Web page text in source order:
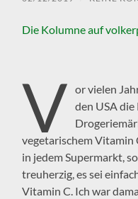
Die Kolumne auf
V or vielen
den USA
vegetarischem Vitamin
in jedem Supermarkt,
treuherzig, es sei
Vitamin C. Ich war